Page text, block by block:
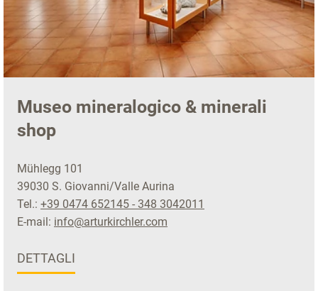
Museo mineralogico & minerali
shop
Mühlegg 101
39030 S. Giovanni/Valle Aurina
Tel.: +39 0474 652145 - 348 3042011
E-mail: info@arturkirchler.com
DETTAGLI